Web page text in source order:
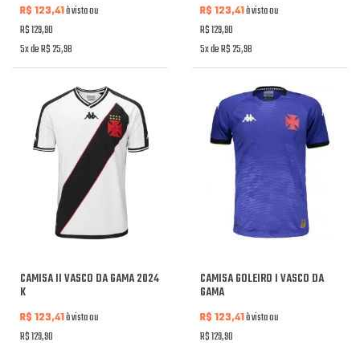
R$ 123,41à vista ou
R$ 129,90
5x de R$ 25,98
R$ 123,41à vista ou
R$ 129,90
5x de R$ 25,98
CAMISA II VASCO DA GAMA 2024
K
R$ 123,41à vista ou
R$ 129,90
CAMISA GOLEIRO I VASCO DA
GAMA
R$ 123,41à vista ou
R$ 129,90